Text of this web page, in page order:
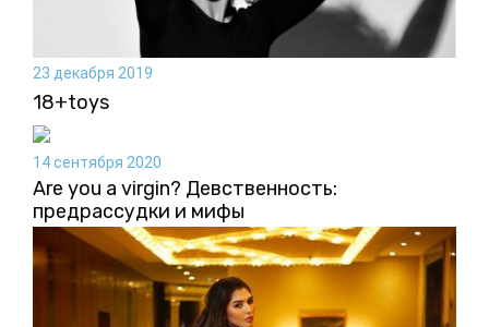
23 декабря 2019
18+toys
14 сентября 2020
Are you a virgin? Девственность:
предрассудки и мифы